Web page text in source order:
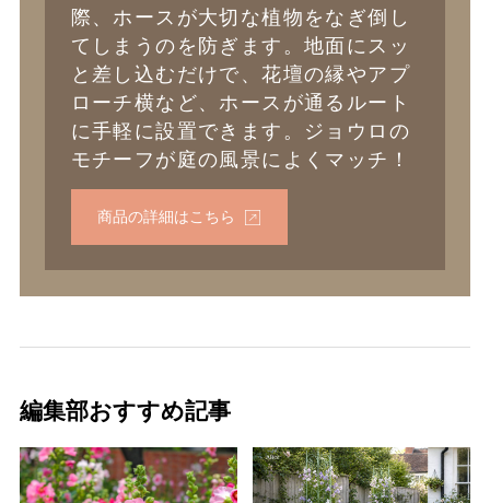
際、ホースが大切な植物をなぎ倒し
てしまうのを防ぎます。地面にスッ
と差し込むだけで、花壇の縁やアプ
ローチ横など、ホースが通るルート
に手軽に設置できます。ジョウロの
モチーフが庭の風景によくマッチ！
商品の詳細はこちら
編集部おすすめ記事